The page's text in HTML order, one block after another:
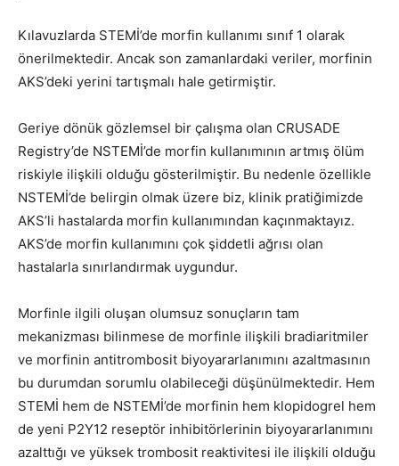
Kılavuzlarda STEMİ’de morfin kullanımı sınıf 1 olarak
önerilmektedir. Ancak son zamanlardaki veriler, morfinin
AKS’deki yerini tartışmalı hale getirmiştir.
Geriye dönük gözlemsel bir çalışma olan CRUSADE
Registry’de NSTEMİ’de morfin kullanımının artmış ölüm
riskiyle ilişkili olduğu gösterilmiştir. Bu nedenle özellikle
NSTEMİ’de belirgin olmak üzere biz, klinik pratiğimizde
AKS’li hastalarda morfin kullanımından kaçınmaktayız.
AKS’de morfin kullanımını çok şiddetli ağrısı olan
hastalarla sınırlandırmak uygundur.
Morfinle ilgili oluşan olumsuz sonuçların tam
mekanizması bilinmese de morfinle ilişkili bradiaritmiler
ve morfinin antitrombosit biyoyararlanımını azaltmasının
bu durumdan sorumlu olabileceği düşünülmektedir. Hem
STEMİ hem de NSTEMİ’de morfinin hem klopidogrel hem
de yeni P2Y12 reseptör inhibitörlerinin biyoyararlanımını
azalttığı ve yüksek trombosit reaktivitesi ile ilişkili olduğu